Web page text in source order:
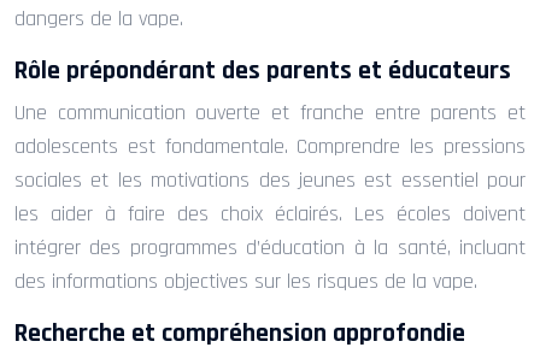
dangers de la vape.
Rôle prépondérant des parents et éducateurs
Une communication ouverte et franche entre parents et
adolescents est fondamentale. Comprendre les pressions
sociales et les motivations des jeunes est essentiel pour
les aider à faire des choix éclairés. Les écoles doivent
intégrer des programmes d’éducation à la santé, incluant
des informations objectives sur les risques de la vape.
Recherche et compréhension approfondie